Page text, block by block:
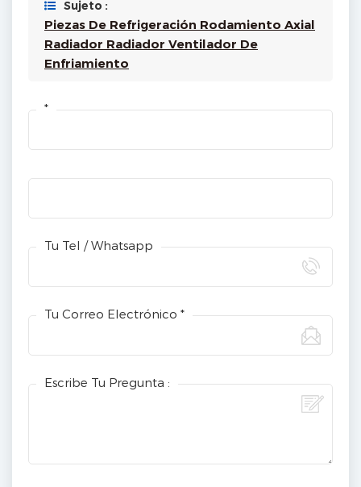
Sujeto :
Piezas De Refrigeración Rodamiento Axial
Radiador Radiador Ventilador De
Enfriamiento
*
Tu Tel / Whatsapp
Tu Correo Electrónico *
Escribe Tu Pregunta :